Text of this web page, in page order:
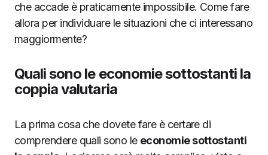
che accade è praticamente impossibile. Come fare
allora per individuare le situazioni che ci interessano
maggiormente?
Quali sono le economie sottostanti la
coppia valutaria
La prima cosa che dovete fare è certare di
comprendere quali sono le economie sottostanti